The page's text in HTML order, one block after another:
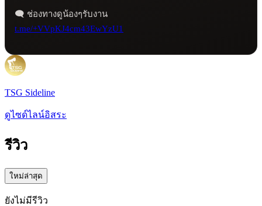
t.me/+VVpKJ4cm43EwYzU1
TSG Sideline
ดูไซด์ไลน์อิสระ
รีวิว
ใหม่ล่าสุด
ยังไม่มีรีวิว